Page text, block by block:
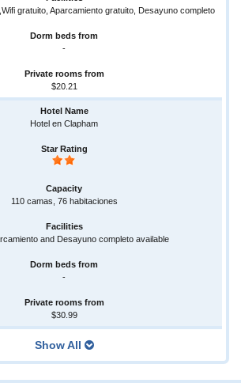
gratuito, Aparcamiento gratuito, Desayuno completo
-
$20.21
Hotel en Clapham
110 camas, 76 habitaciones
and Desayuno completo available
-
$30.99
Show All